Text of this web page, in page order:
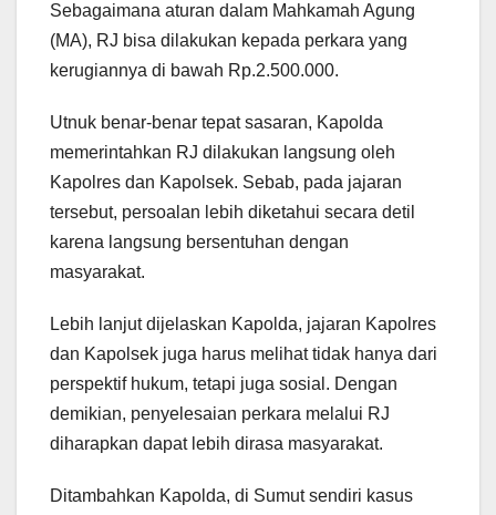
Sebagaimana aturan dalam Mahkamah Agung
(MA), RJ bisa dilakukan kepada perkara yang
kerugiannya di bawah Rp.2.500.000.
Utnuk benar-benar tepat sasaran, Kapolda
memerintahkan RJ dilakukan langsung oleh
Kapolres dan Kapolsek. Sebab, pada jajaran
tersebut, persoalan lebih diketahui secara detil
karena langsung bersentuhan dengan
masyarakat.
Lebih lanjut dijelaskan Kapolda, jajaran Kapolres
dan Kapolsek juga harus melihat tidak hanya dari
perspektif hukum, tetapi juga sosial. Dengan
demikian, penyelesaian perkara melalui RJ
diharapkan dapat lebih dirasa masyarakat.
Ditambahkan Kapolda, di Sumut sendiri kasus